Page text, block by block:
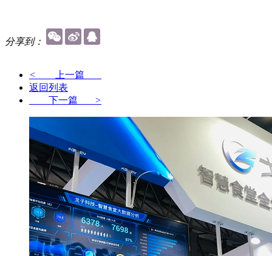
分享到：
< 上一篇
返回列表
下一篇 >